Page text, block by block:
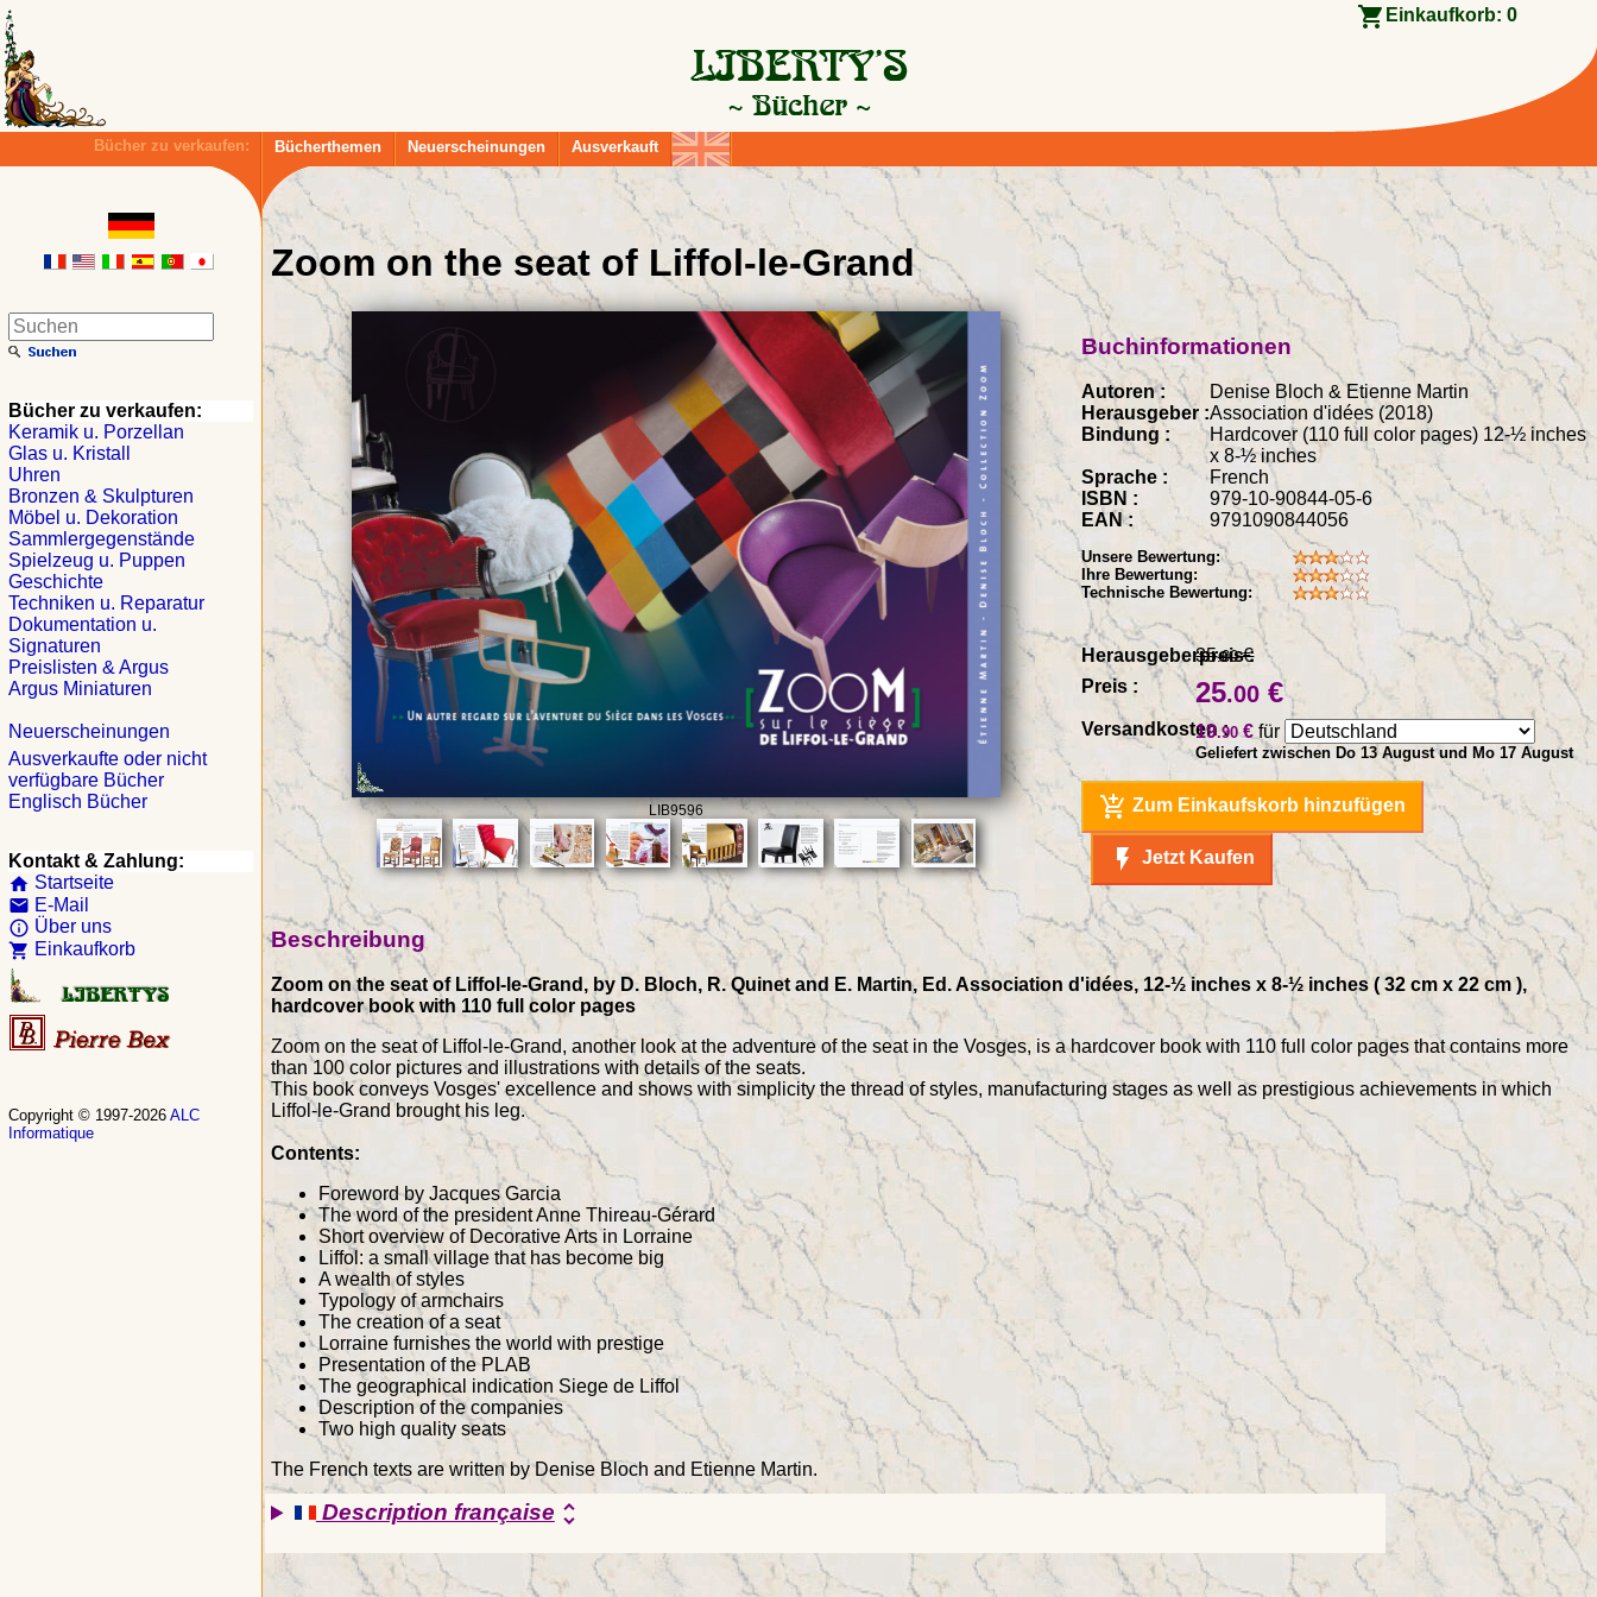
Einkaufkorb: 0
Bücher zu verkaufen: Bücherthemen Neuerscheinungen Ausverkauft
Zoom on the seat of Liffol-le-Grand
LIB9596
Herausgeberpreis :
35.00€
Preis :
25.00 €
Versandkosten :
19.90€ für
Geliefert zwischen Do 13 August und Mo 17 August
add_shopping_cart Zum Einkaufskorb hinzufügen
flash_on Jetzt Kaufen
Buchinformationen
Autoren :
Denise Bloch & Etienne Martin
Herausgeber :Association d'idées (2018)
Bindung :
Hardcover (110 full color pages) 12-½ inches
x 8-½ inches
Sprache :
French
ISBN :
979-10-90844-05-6
EAN :
9791090844056
Unsere Bewertung:
Ihre Bewertung:
Technische Bewertung:
Beschreibung
Zoom on the seat of Liffol-le-Grand, by D. Bloch, R. Quinet and E. Martin, Ed. Association d'idées, 12-½ inches x 8-½ inches ( 32 cm x 22 cm ),
hardcover book with 110 full color pages
Zoom on the seat of Liffol-le-Grand, another look at the adventure of the seat in the Vosges, is a hardcover book with 110 full color pages that contains more
than 100 color pictures and illustrations with details of the seats.
This book conveys Vosges' excellence and shows with simplicity the thread of styles, manufacturing stages as well as prestigious achievements in which
Liffol-le-Grand brought his leg.
Contents:
Foreword by Jacques Garcia
The word of the president Anne Thireau-Gérard
Short overview of Decorative Arts in Lorraine
Liffol: a small village that has become big
A wealth of styles
Typology of armchairs
The creation of a seat
Lorraine furnishes the world with prestige
Presentation of the PLAB
The geographical indication Siege de Liffol
Description of the companies
Two high quality seats
The French texts are written by Denise Bloch and Etienne Martin.
Description françaiseunfold_more
Bücher zu verkaufen:
Keramik u. Porzellan
Glas u. Kristall
Uhren
Bronzen & Skulpturen
Möbel u. Dekoration
Sammlergegenstände
Spielzeug u. Puppen
Geschichte
Techniken u. Reparatur
Dokumentation u.
Signaturen
Preislisten & Argus
Argus Miniaturen
Neuerscheinungen
Ausverkaufte oder nicht
verfügbare Bücher
Englisch Bücher
Kontakt & Zahlung:
home Startseite
email E-Mail
info_outline Über uns
shopping_cart Einkaufkorb
Copyright © 1997-2026 ALC
Informatique